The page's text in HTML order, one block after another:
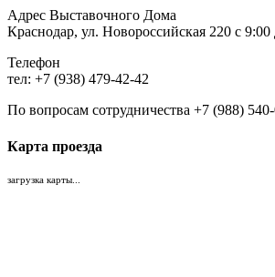
Адрес Выставочного Дома
Краснодар, ул. Новороссийская 220 с
Телефон
тел: +7 (938) 479-42-42
По вопросам сотрудничества +7 (988)
Карта проезда
загрузка карты...